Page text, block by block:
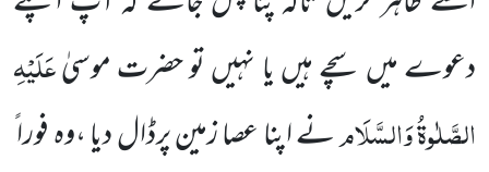
دعوے میں سچے ہیں یا نہیں تو حضرت موسیٰعَلَیْہِ
الصَّلٰوۃُ وَالسَّلَامنے اپنا عصا زمین پرڈال دیا ،وہ فورا ً